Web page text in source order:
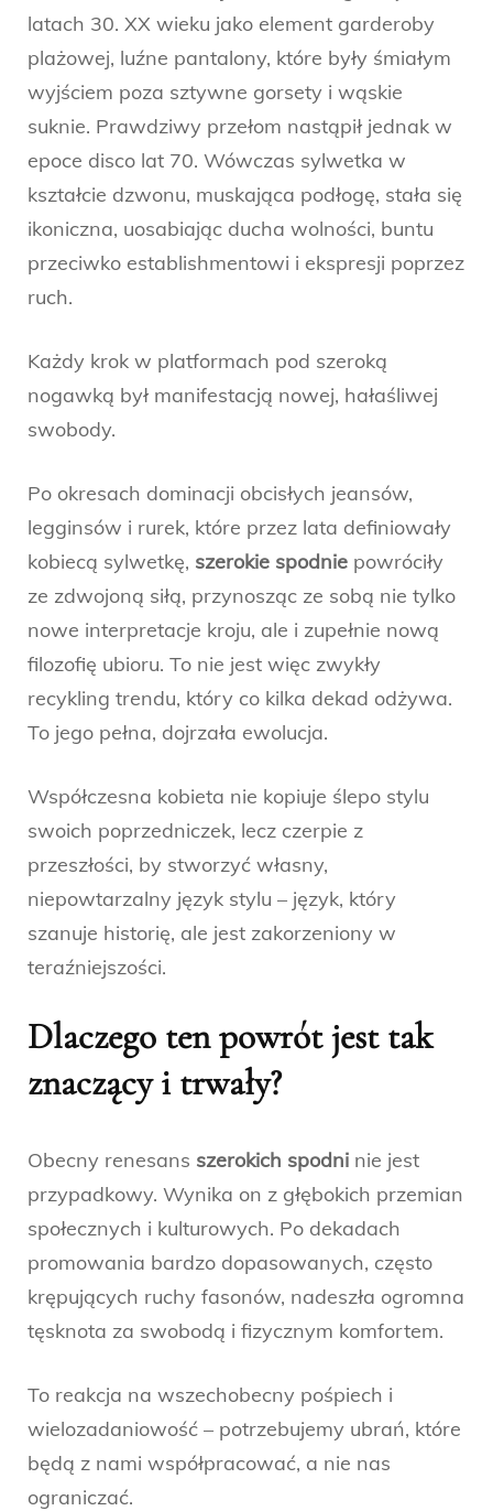
latach 30. XX wieku jako element garderoby
plażowej, luźne pantalony, które były śmiałym
wyjściem poza sztywne gorsety i wąskie
suknie. Prawdziwy przełom nastąpił jednak w
epoce disco lat 70. Wówczas sylwetka w
kształcie dzwonu, muskająca podłogę, stała się
ikoniczna, uosabiając ducha wolności, buntu
przeciwko establishmentowi i ekspresji poprzez
ruch.
Każdy krok w platformach pod szeroką
nogawką był manifestacją nowej, hałaśliwej
swobody.
Po okresach dominacji obcisłych jeansów,
legginsów i rurek, które przez lata definiowały
kobiecą sylwetkę, szerokie spodnie powróciły
ze zdwojoną siłą, przynosząc ze sobą nie tylko
nowe interpretacje kroju, ale i zupełnie nową
filozofię ubioru. To nie jest więc zwykły
recykling trendu, który co kilka dekad odżywa.
To jego pełna, dojrzała ewolucja.
Współczesna kobieta nie kopiuje ślepo stylu
swoich poprzedniczek, lecz czerpie z
przeszłości, by stworzyć własny,
niepowtarzalny język stylu – język, który
szanuje historię, ale jest zakorzeniony w
teraźniejszości.
Dlaczego ten powrót jest tak
znaczący i trwały?
Obecny renesans szerokich spodni nie jest
przypadkowy. Wynika on z głębokich przemian
społecznych i kulturowych. Po dekadach
promowania bardzo dopasowanych, często
krępujących ruchy fasonów, nadeszła ogromna
tęsknota za swobodą i fizycznym komfortem.
To reakcja na wszechobecny pośpiech i
wielozadaniowość – potrzebujemy ubrań, które
będą z nami współpracować, a nie nas
ograniczać.